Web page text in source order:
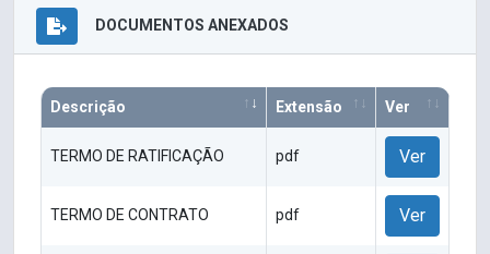
DOCUMENTOS ANEXADOS
Descrição Extensão Ver
TERMO DE RATIFICAÇÃO pdf Ver
TERMO DE CONTRATO pdf Ver